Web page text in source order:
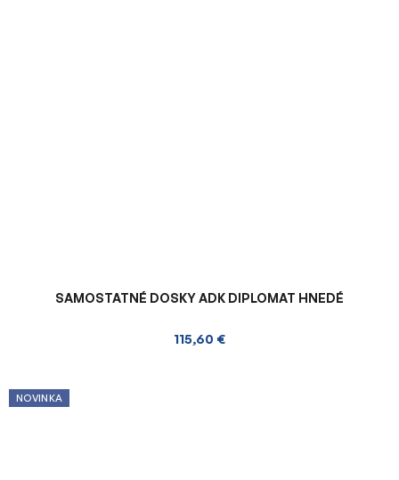
SAMOSTATNÉ DOSKY ADK DIPLOMAT HNEDÉ
115,60 €
NOVINKA